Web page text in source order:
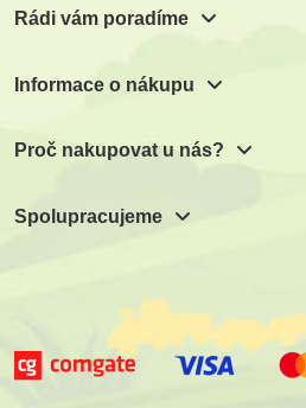
Rádi vám poradíme
Informace o nákupu
Proč nakupovat u nás?
Spolupracujeme